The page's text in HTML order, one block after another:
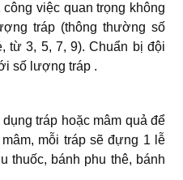
việc quan trọng không
tráp (thông thường số
từ 3, 5, 7, 9). Chuẩn bị đội
số lượng tráp .
tráp hoặc mâm quả để
mỗi tráp sẽ đựng 1 lễ
thuốc, bánh phu thê, bánh